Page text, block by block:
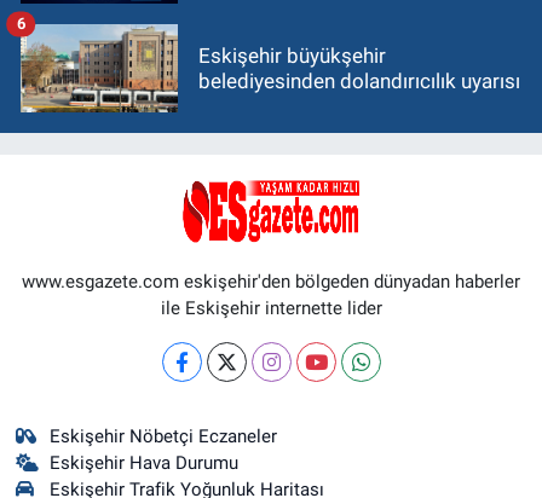
Eskişehir büyükşehir
belediyesinden dolandırıcılık uyarısı
6
www.esgazete.com eskişehir'den bölgeden dünyadan haberler
ile Eskişehir internette lider
Eskişehir Nöbetçi Eczaneler
Eskişehir Hava Durumu
Eskişehir Trafik Yoğunluk Haritası